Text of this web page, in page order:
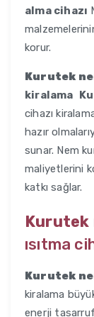
alma cihazı
korur.
Kurutek
kiralama
cihazı
hazır
sunar. Nem
maliyetlerini
katkı sağlar.
Kurutek
ısıtma
Kurutek
kiralama
enerji